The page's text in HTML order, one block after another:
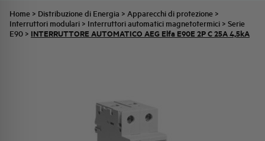
Home > Distribuzione di Energia > Apparecchi di protezione >
Interruttori modulari > Interruttori automatici magnetotermici > Serie
E90 > INTERRUTTORE AUTOMATICO AEG Elfa E90E 2P C 25A 4,5kA
INDUSTRIALE
AUTOMAZIONE INDUSTRIALE
UFFICIO TECNICO
COMMESSE QUADRI
FAMIGLIA BELLINI
IDENTITÀ AZIENDALE
ULTIME NOTIZIE ISTITUZIONALI
PARTNER